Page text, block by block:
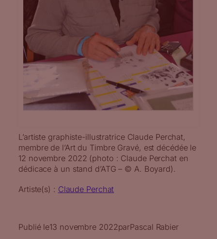
L’artiste graphiste-illustratrice Claude Perchat,
membre de l’Art du Timbre Gravé, est décédée le
12 novembre 2022 (photo : Claude Perchat en
dédicace à un stand d’ATG – © A. Boyard).
Artiste(s) : Claude Perchat
Publié le13 novembre 2022parPascal Rabier